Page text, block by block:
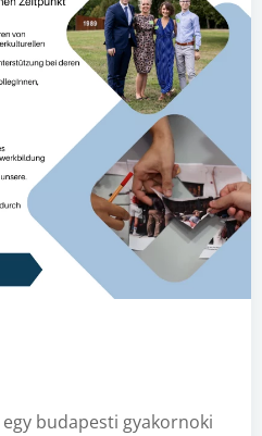
budapesti gyakornoki